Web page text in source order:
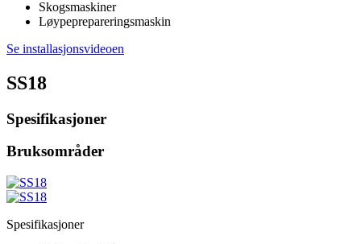
Skogsmaskiner
Løypeprepareringsmaskin
Se installasjonsvideoen
SS18
Spesifikasjoner
Bruksområder
Spesifikasjoner